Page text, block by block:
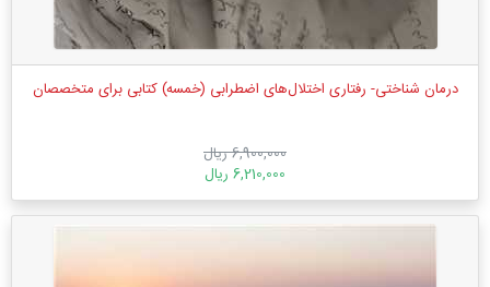
درمان شناختی-‌ رفتاری اختلال‌های اضطرابی (خمسه) کتابی برای متخصصان
6,900,000 ریال
6,210,000 ریال